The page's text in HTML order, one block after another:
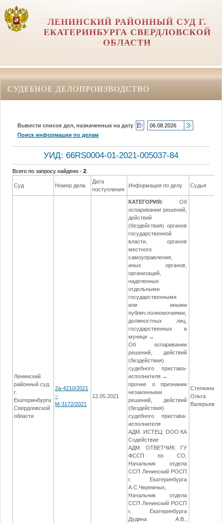
ЛЕНИНСКИЙ РАЙОННЫЙ СУД Г.
ЕКАТЕРИНБУРГА СВЕРДЛОВСКОЙ
ОБЛАСТИ
СУДЕБНОЕ ДЕЛОПРОИЗВОДСТВО
Вывести список дел, назначенных на дату
Поиск информации по делам
УИД: 66RS0004-01-2021-005037-84
Всего по запросу найдено -2
Суд Номер дела
Дата
поступления
Информация по делу Судья
Ленинский
районный суд
г.
Екатеринбурга
Свердловской
области
2а-4210/2021
~
М-3172/2021
12.05.2021
КАТЕГОРИЯ:
Об
оспаривании решений,
действий
(бездействия) органов
государственной
власти, органов
местного
самоуправления,
иных органов,
организаций,
наделенных
отдельными
государственными
или иными
публич.полномочиями,
должностных лиц,
государственных и
муници →
Об оспаривании
решений, действий
(бездействия)
судебного пристава-
исполнителя →
прочие о признании
незаконными
решений, действий
(бездействия)
судебного пристава-
исполнителя
АДМ. ИСТЕЦ: ООО КА
Содействие
АДМ. ОТВЕТЧИК: ГУ
ФССП по СО,
Начальник отдела
ССП Ленинский РОСП
г. Екатеринбурга
А.С.Черемных,
Начальник отдела
ССП Ленинский РОСП
г. Екатеринбурга
Дудина А.В.,
Степкина
Ольга
Валерьевна